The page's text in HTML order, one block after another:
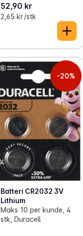
52,90 kr
2,65 kr /stk
-20%
Batteri CR2032 3V
Lithium
Maks 10 per kunde, 4
stk, Duracell